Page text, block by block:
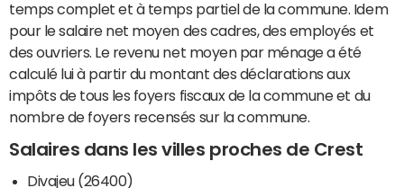
temps complet et à temps partiel de la commune. Idem
pour le salaire net moyen des cadres, des employés et
des ouvriers. Le revenu net moyen par ménage a été
calculé lui à partir du montant des déclarations aux
impôts de tous les foyers fiscaux de la commune et du
nombre de foyers recensés sur la commune.
Salaires dans les villes proches de Crest
Divajeu (26400)